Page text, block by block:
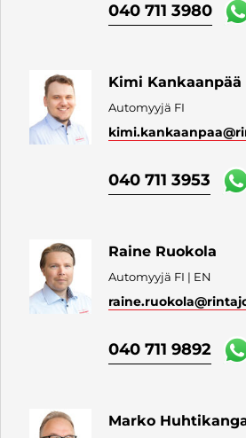
040 711 3980
Kimi Kankaanpää
Automyyjä FI
kimi.kankaanpaa
040 711 3953
Raine Ruokola
Automyyjä FI | EN
raine.ruokola
040 711 9892
Marko